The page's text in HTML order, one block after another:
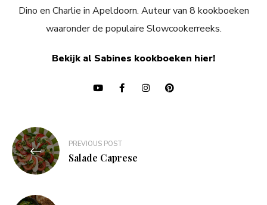
Dino en Charlie in Apeldoorn. Auteur van 8 kookboeken
waaronder de populaire Slowcookerreeks.
Bekijk al Sabines kookboeken hier!
Bericht
navigatie
PREVIOUS POST
Salade Caprese